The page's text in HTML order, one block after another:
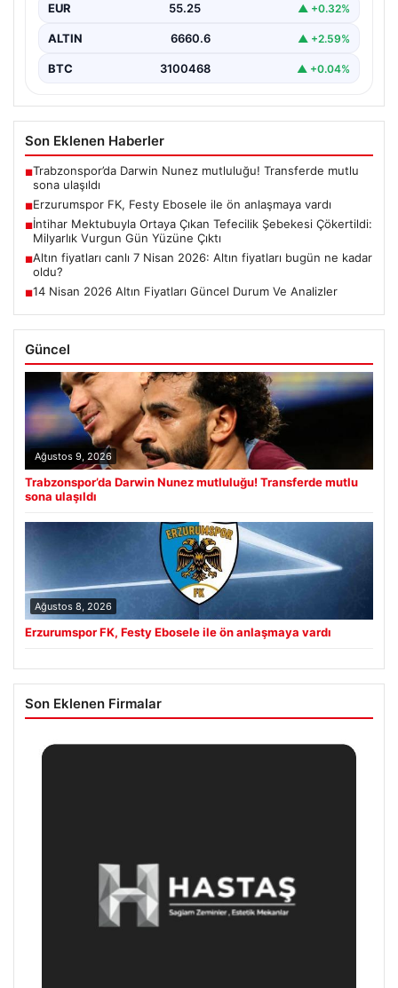
EUR 55.25 ▲ +0.32%
ALTIN 6660.6 ▲ +2.59%
BTC 3100468 ▲ +0.04%
Son Eklenen Haberler
■Trabzonspor’da Darwin Nunez mutluluğu! Transferde mutlu
sona ulaşıldı
■Erzurumspor FK, Festy Ebosele ile ön anlaşmaya vardı
■İntihar Mektubuyla Ortaya Çıkan Tefecilik Şebekesi Çökertildi:
Milyarlık Vurgun Gün Yüzüne Çıktı
■Altın fiyatları canlı 7 Nisan 2026: Altın fiyatları bugün ne kadar
oldu?
■14 Nisan 2026 Altın Fiyatları Güncel Durum Ve Analizler
Güncel
Ağustos 9, 2026
Trabzonspor’da Darwin Nunez mutluluğu! Transferde mutlu
sona ulaşıldı
Ağustos 8, 2026
Erzurumspor FK, Festy Ebosele ile ön anlaşmaya vardı
Son Eklenen Firmalar